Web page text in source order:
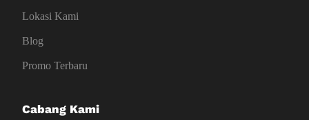
Lokasi Kami
Blog
Promo Terbaru
Cabang Kami